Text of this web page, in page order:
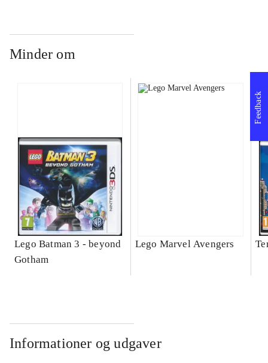
Minder om
Lego Batman 3 - beyond
Gotham
Lego Marvel Avengers
Informationer og udgaver
Feedback